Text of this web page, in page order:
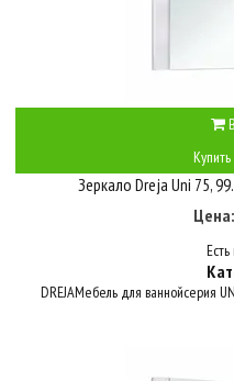
Зеркало Dreja Uni 75,
DREJAМебель для ваннойсерия